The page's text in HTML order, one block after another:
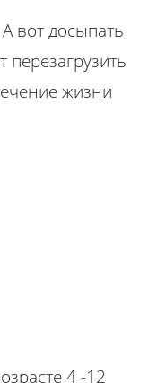
вот досыпать
жизни
4 -12